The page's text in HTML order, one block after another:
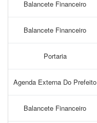
Balancete Financeiro
Balancete Financeiro
Portaria
Agenda Externa Do Prefeito
Balancete Financeiro